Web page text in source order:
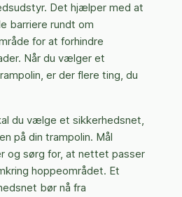
Det hjælper med at
barriere rundt om
for at forhindre
Når du vælger et
er der flere ting, du
du vælge et sikkerhedsnet,
på din trampolin. Mål
og sørg for, at nettet passer
hoppeområdet. Et
bør nå fra